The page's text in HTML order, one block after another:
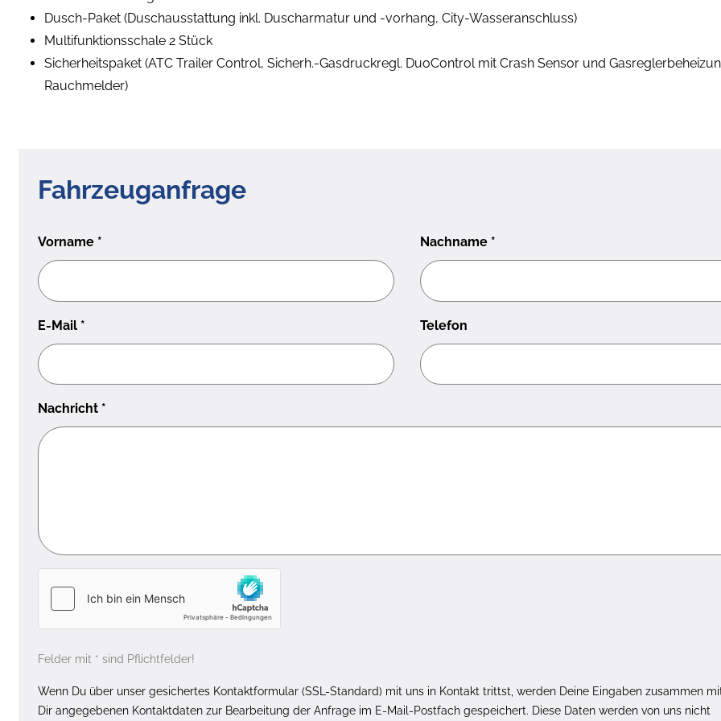
Dusch-Paket (Duschausstattung inkl. Duscharmatur und -vorhang, City-Wasseranschluss)
Multifunktionsschale 2 Stück
Sicherheitspaket (ATC Trailer Control, Sicherh.-Gasdruckregl. DuoControl mit Crash Sensor und
Rauchmelder)
Fahrzeuganfrage
Vorname * Nachname *
E-Mail * Telefon
Nachricht *
Felder mit * sind Pflichtfelder!
Wenn Du über unser gesichertes Kontaktformular (SSL-Standard) mit uns in Kontakt trittst, werden Deine Eingaben zusammen
Dir angegebenen Kontaktdaten zur Bearbeitung der Anfrage im E-Mail-Postfach gespeichert. Diese Daten werden von uns nicht